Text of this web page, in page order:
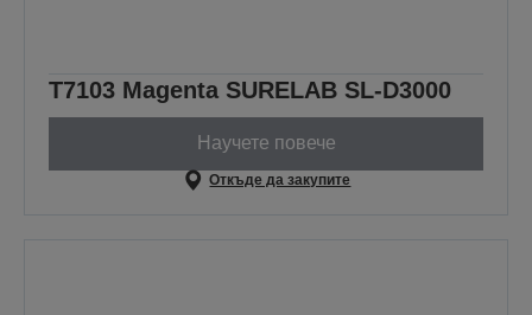
T7103 Magenta SURELAB SL-D3000
Научете повече
Откъде да закупите